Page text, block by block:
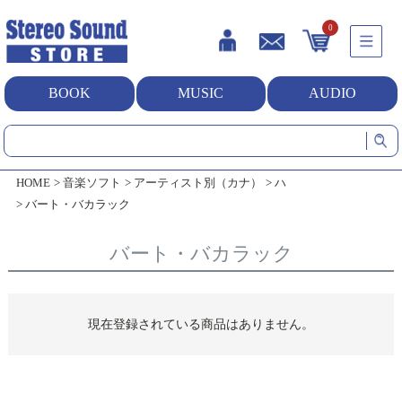
0
BOOK MUSIC AUDIO
HOME 音楽ソフト アーティスト別（カナ）
ハ
バート・バカラック
バート・バカラック
現在登録されている商品はありません。